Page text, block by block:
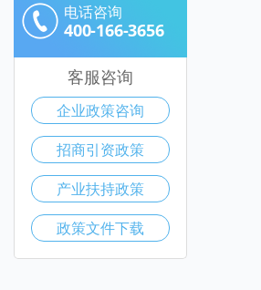
电话咨询
400-166-3656
客服咨询
企业政策咨询
招商引资政策
产业扶持政策
政策文件下载